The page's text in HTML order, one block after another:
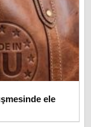
ele